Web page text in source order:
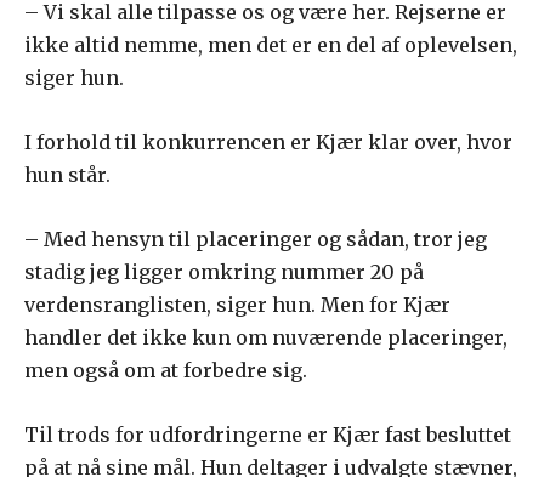
– Vi skal alle tilpasse os og være her. Rejserne er
ikke altid nemme, men det er en del af oplevelsen,
siger hun.
I forhold til konkurrencen er Kjær klar over, hvor
hun står.
– Med hensyn til placeringer og sådan, tror jeg
stadig jeg ligger omkring nummer 20 på
verdensranglisten, siger hun. Men for Kjær
handler det ikke kun om nuværende placeringer,
men også om at forbedre sig.
Til trods for udfordringerne er Kjær fast besluttet
på at nå sine mål. Hun deltager i udvalgte stævner,